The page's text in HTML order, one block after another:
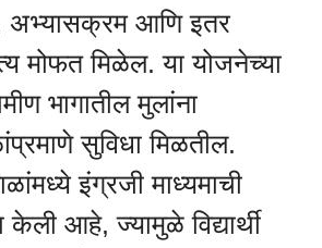
आणि इतर
मोफत मिळेल. या योजनेच्या
भागातील मुलांना
सुविधा मिळतील.
इंग्रजी माध्यमाची
केली आहे, ज्यामुळे विद्यार्थी